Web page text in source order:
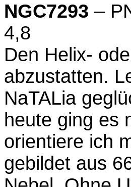
NGC7293 –
4,8
Den Helix-
abzustatten.
NaTALia
heute ging es
orientiere ich
gebildet aus